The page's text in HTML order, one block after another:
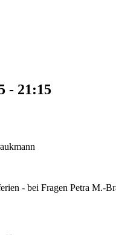
- 21:15
- bei Fragen Petra M.-